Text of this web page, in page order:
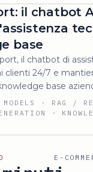
il chatbot
base
il chatbot di
clienti 24/7 e
base
MODELS · RAG /
·
E-